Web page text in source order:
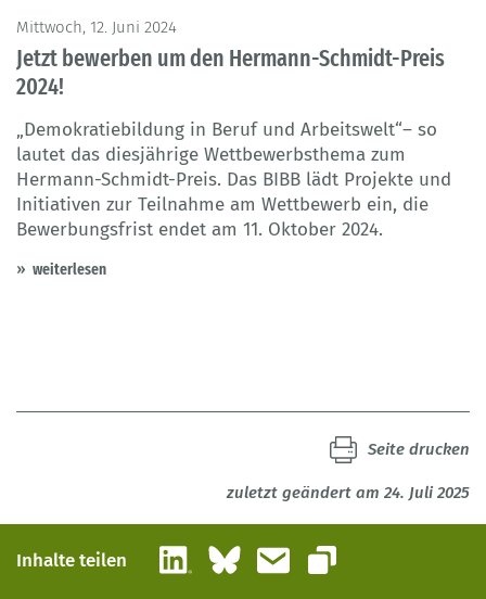
Mittwoch, 12. Juni 2024
Jetzt bewerben um den Hermann-Schmidt-Preis
2024!
„Demokratiebildung in Beruf und Arbeitswelt“– so
lautet das diesjährige Wettbewerbsthema zum
Hermann-Schmidt-Preis. Das BIBB lädt Projekte und
Initiativen zur Teilnahme am Wettbewerb ein, die
Bewerbungsfrist endet am 11. Oktober 2024.
weiterlesen
zuletzt geändert am 24. Juli 2025
Seite drucken
Inhalte teilen LinkedInBlueskyE-Mail
Link kopieren